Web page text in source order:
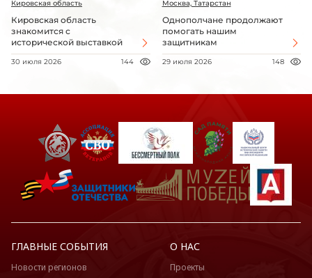
Кировская область
Кировская область
знакомится с
исторической выставкой
30 июля 2026 144
Москва, Татарстан
Однополчане продолжают
помогать нашим
защитникам
29 июля 2026 148
ГЛАВНЫЕ СОБЫТИЯ
Новости регионов
О НАС
Проекты